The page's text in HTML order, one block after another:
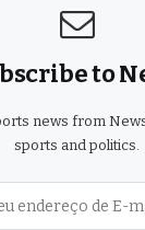
to
news from
sports and politics.